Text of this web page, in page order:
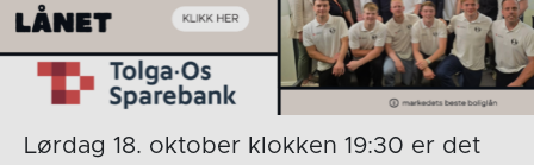
Lørdag 18. oktober klokken 19:30 er det